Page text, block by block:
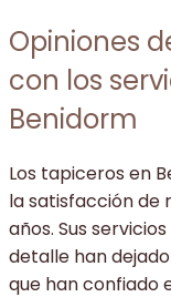
Opiniones
con los
Benidorm
Los tapiceros en
la satisfacción de
años. Sus
detalle han
que han confiado